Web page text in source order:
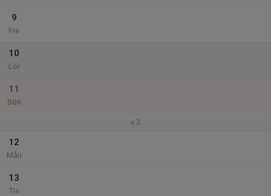
9
Fre
10
Lör
11
Sön
v.3
12
Mån
13
Tis